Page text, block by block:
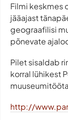
Filmi keskmes
jääajast
geograafilisi
põnevate
Pilet sisaldab
korral lühikest
http://